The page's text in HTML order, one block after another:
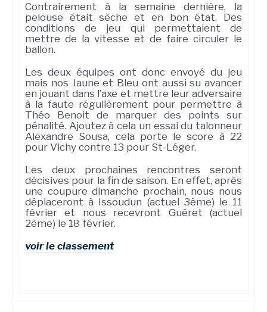
Contrairement à la semaine dernière, la
pelouse était sèche et en bon état. Des
conditions de jeu qui permettaient de
mettre de la vitesse et de faire circuler le
ballon.
Les deux équipes ont donc envoyé du jeu
mais nos Jaune et Bleu ont aussi su avancer
en jouant dans l’axe et mettre leur adversaire
à la faute régulièrement pour permettre à
Théo Benoit de marquer des points sur
pénalité. Ajoutez à cela un essai du talonneur
Alexandre Sousa, cela porte le score à 22
pour Vichy contre 13 pour St-Léger.
Les deux prochaines rencontres seront
décisives pour la fin de saison. En effet, après
une coupure dimanche prochain, nous nous
déplaceront à Issoudun (actuel 3ème) le 11
février et nous recevront Guéret (actuel
2ème) le 18 février.
voir le classement